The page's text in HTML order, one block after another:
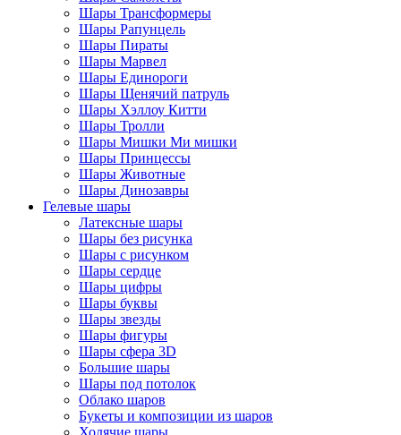
Шары Трансформеры
Шары Рапунцель
Шары Пираты
Шары Марвел
Шары Единороги
Шары Щенячий патруль
Шары Хэллоу Китти
Шары Тролли
Шары Мишки Ми мишки
Шары Принцессы
Шары Животные
Шары Динозавры
Гелевые шары
Латексные шары
Шары без рисунка
Шары с рисунком
Шары сердце
Шары цифры
Шары буквы
Шары звезды
Шары фигуры
Шары сфера 3D
Большие шары
Шары под потолок
Облако шаров
Букеты и композиции из шаров
Ходячие шары